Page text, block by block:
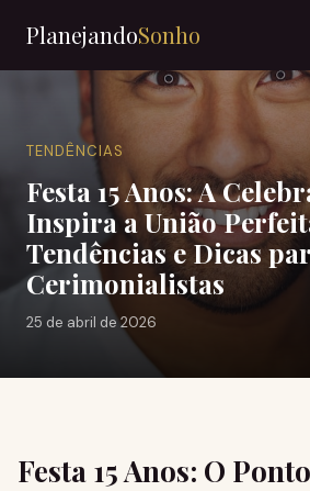
PlanejandoSonho
TENDÊNCIAS
Festa 15 Anos: A
Inspira a União
Tendências e Dicas
Cerimonialistas
25 de abril de 2026
Festa 15 Anos: O